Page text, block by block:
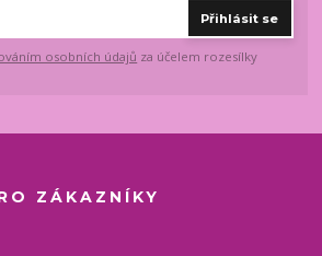
Přihlásit se
osobních údajů za účelem rozesílky
ZÁKAZNÍKY